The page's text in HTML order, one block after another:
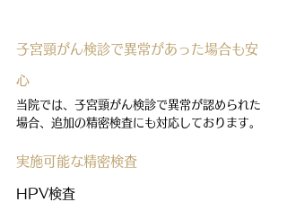
子宮頸がん検診で異常があった場合も安
心
当院では、子宮頸がん検診で異常が認められた
場合、追加の精密検査にも対応しております。
実施可能な精密検査
HPV検査